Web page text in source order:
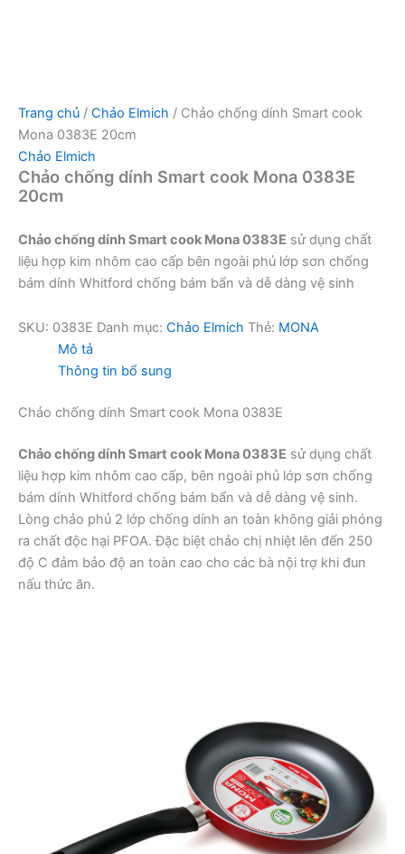
Trang chủ / Chảo Elmich / Chảo chống dính Smart cook
Mona 0383E 20cm
Chảo Elmich
Chảo chống dính Smart cook Mona 0383E
20cm
Chảo chống dính Smart cook Mona 0383E sử dụng chất
liệu hợp kim nhôm cao cấp bên ngoài phủ lớp sơn chống
bám dính Whitford chống bám bẩn và dễ dàng vệ sinh
SKU: 0383E Danh mục: Chảo Elmich Thẻ: MONA
Mô tả
Thông tin bổ sung
Chảo chống dính Smart cook Mona 0383E
Chảo chống dính Smart cook Mona 0383E sử dụng chất
liệu hợp kim nhôm cao cấp, bên ngoài phủ lớp sơn chống
bám dính Whitford chống bám bẩn và dễ dàng vệ sinh.
Lòng chảo phủ 2 lớp chống dính an toàn không giải phóng
ra chất độc hại PFOA. Đặc biệt chảo chị nhiệt lên đến 250
độ C đảm bảo độ an toàn cao cho các bà nội trợ khi đun
nấu thức ăn.